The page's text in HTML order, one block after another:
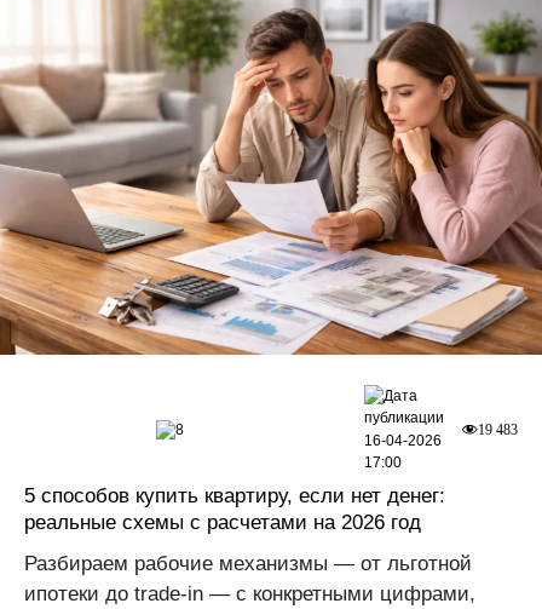
5 способов купить квартиру, если нет денег:
реальные схемы с расчетами на 2026 год
Разбираем рабочие механизмы — от льготной
ипотеки до trade-in — с конкретными цифрами,
8 19 483
16-04-2026
17:00